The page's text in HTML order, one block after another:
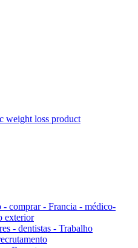
weight loss product
comprar - Francia - médico-
exterior
- dentistas - Trabalho